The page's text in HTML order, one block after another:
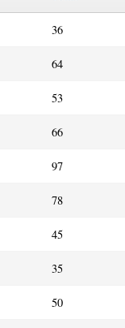
36
64
53
66
97
78
45
35
50